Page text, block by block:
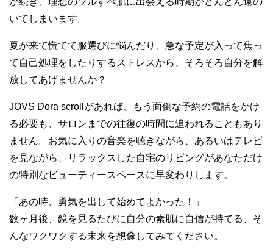
いてしまいます。
夏が来て慌てて服選びに悩んだり、急な予定が入って焦っ
て自己処理をしたりするストレスから、そろそろ自分を解
放してあげませんか？
JOVS Dora scrollがあれば、もう面倒な予約の電話をかけ
る必要も、サロンまでの往復の時間に追われることもあり
ません。お気に入りの音楽を聴きながら、あるいはテレビ
を見ながら、リラックスした自宅のリビングがあなただけ
の特別なビューティースペースに早変わりします。
「あの時、勇気を出して始めてよかった！」
数ヶ月後、鏡を見るたびに自分の素肌に自信が持てる、そ
んなワクワクする未来を想像してみてください。